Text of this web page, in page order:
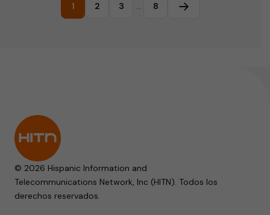
1 2 3 … 8 Página siguiente
© 2026 Hispanic Information and
Telecommunications Network, Inc (HITN). Todos los
derechos reservados.